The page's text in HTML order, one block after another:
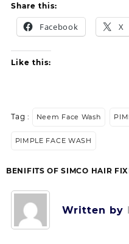
Share this:
Facebook X
Like this:
Tag : Neem Face Wash
PIMPLE FACE WASH
Post
BENIFITS OF SIMCO HAIR
Written by